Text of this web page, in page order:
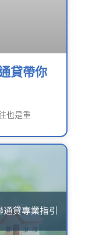
貸帶你
也是重